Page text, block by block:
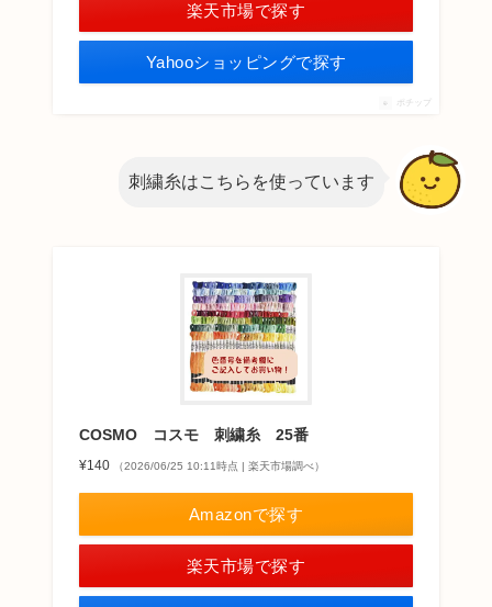
楽天市場で探す
Yahooショッピングで探す
ポチップ
刺繍糸はこちらを使っています
COSMO コスモ 刺繍糸 25番
¥140 （2026/06/25 10:11時点 | 楽天市場調べ）
Amazonで探す
楽天市場で探す